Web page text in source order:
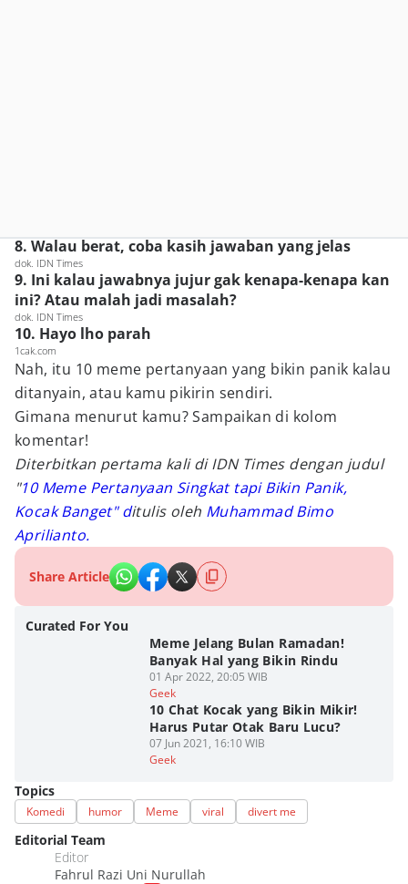
8. Walau berat, coba kasih jawaban yang jelas
dok. IDN Times
9. Ini kalau jawabnya jujur gak kenapa-kenapa kan
ini? Atau malah jadi masalah?
dok. IDN Times
10. Hayo lho parah
1cak.com
Nah, itu 10 meme pertanyaan yang bikin panik kalau
ditanyain, atau kamu pikirin sendiri.
Gimana menurut kamu? Sampaikan di kolom
komentar!
Diterbitkan pertama kali di IDN Times dengan judul
"10 Meme Pertanyaan Singkat tapi Bikin Panik,
Kocak Banget" ditulis oleh Muhammad Bimo
Aprilianto.
Share Article
Curated For You
Meme Jelang Bulan Ramadan!
Banyak Hal yang Bikin Rindu
01 Apr 2022, 20:05 WIB
Geek
10 Chat Kocak yang Bikin Mikir!
Harus Putar Otak Baru Lucu?
07 Jun 2021, 16:10 WIB
Geek
Topics
Komedi humor Meme viral divert me
Editorial Team
Editor
Fahrul Razi Uni Nurullah